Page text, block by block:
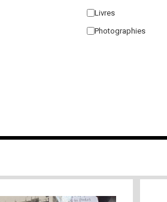
Livres
Photographies